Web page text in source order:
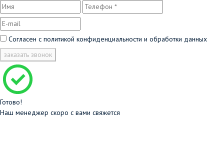
Согласен с политикой конфиденциальности и обработки данных
заказать звонок
Готово!
Наш менеджер скоро с вами свяжется